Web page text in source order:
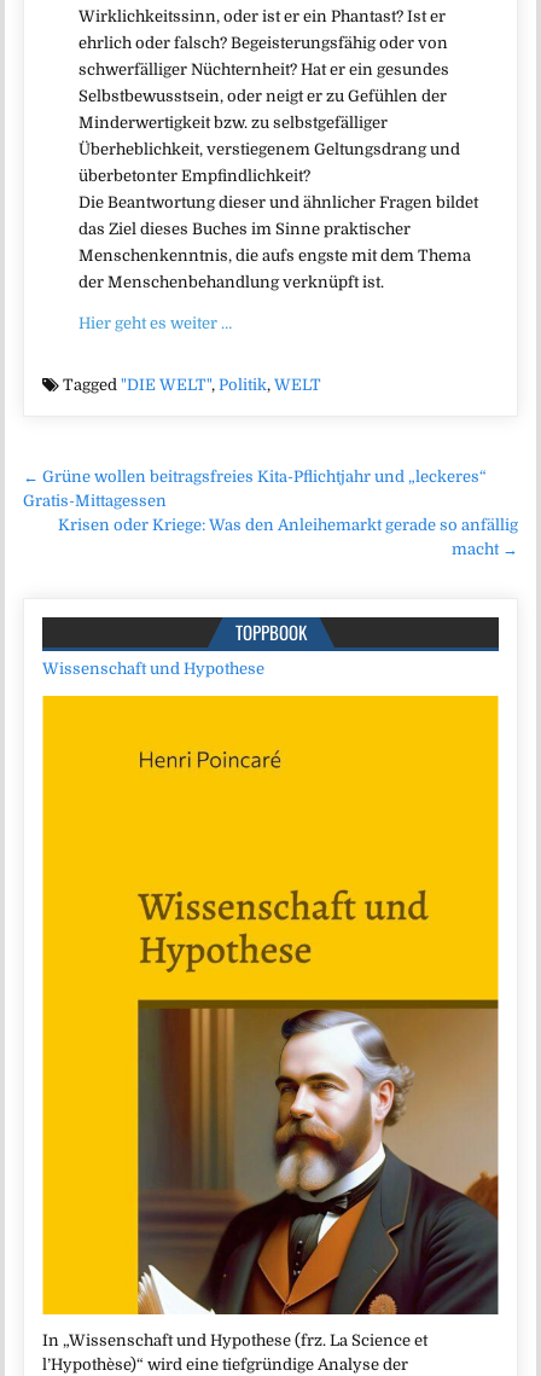
Wirklichkeitssinn, oder ist er ein Phantast? Ist er
ehrlich oder falsch? Begeisterungsfähig oder von
schwerfälliger Nüchternheit? Hat er ein gesundes
Selbstbewusstsein, oder neigt er zu Gefühlen der
Minderwertigkeit bzw. zu selbstgefälliger
Überheblichkeit, verstiegenem Geltungsdrang und
überbetonter Empfindlichkeit?
Die Beantwortung dieser und ähnlicher Fragen bildet
das Ziel dieses Buches im Sinne praktischer
Menschenkenntnis, die aufs engste mit dem Thema
der Menschenbehandlung verknüpft ist.
Hier geht es weiter …
Tagged"DIE WELT",Politik,WELT
Beitragsnavigation
← Grüne wollen beitragsfreies Kita-Pflichtjahr und „leckeres“
Gratis-Mittagessen
Krisen oder Kriege: Was den Anleihemarkt gerade so anfällig
macht →
TOPPBOOK
Wissenschaft und Hypothese
In „Wissenschaft und Hypothese (frz. La Science et
l’Hypothèse)“ wird eine tiefgründige Analyse der